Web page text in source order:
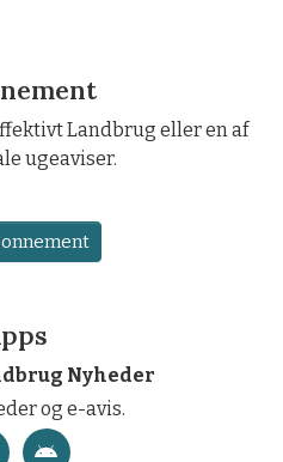
Landbrug eller en af
ugeaviser.
Nyheder
og e-avis.